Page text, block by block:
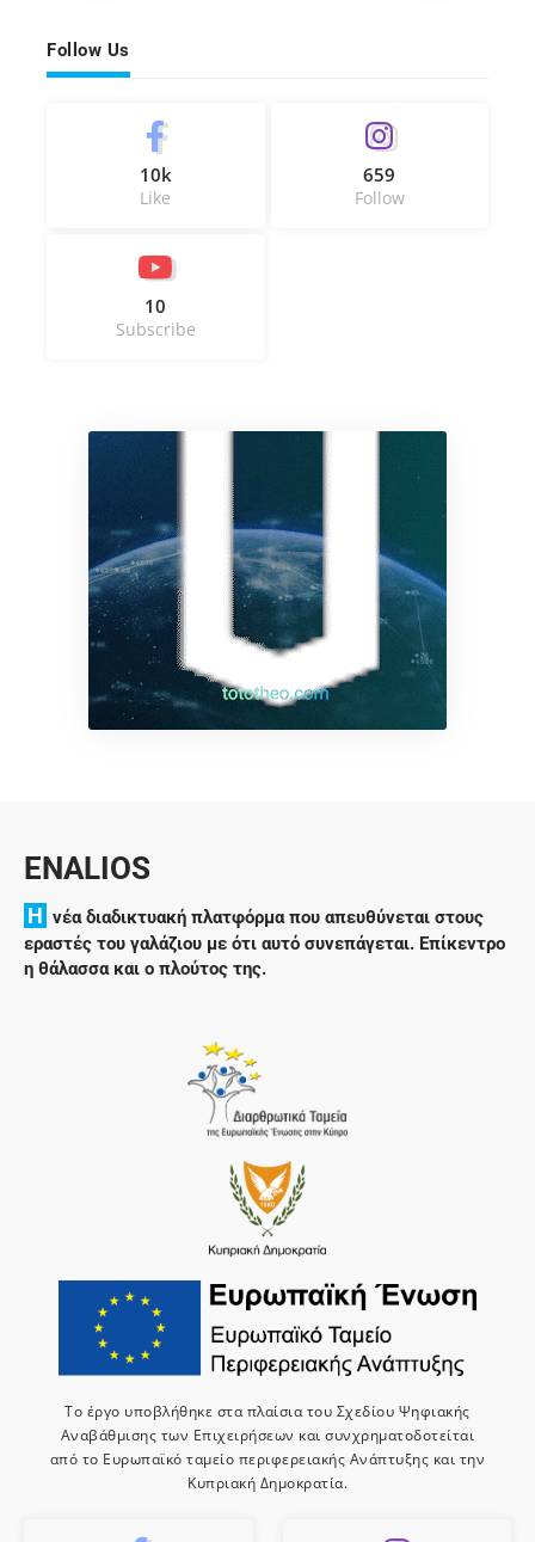
Follow Us
10k
Like
659
Follow
10
Subscribe
ENALIOS
H νέα διαδικτυακή πλατφόρμα που απευθύνεται στους
εραστές του γαλάζιου με ότι αυτό συνεπάγεται. Επίκεντρο
η θάλασσα και ο πλούτος της.
Το έργο υποβλήθηκε στα πλαίσια του Σχεδίου Ψηφιακής
Αναβάθμισης των Επιχειρήσεων και συνχρηματοδοτείται
από το Ευρωπαϊκό ταμείο περιφερειακής Ανάπτυξης και την
Κυπριακή Δημοκρατία.